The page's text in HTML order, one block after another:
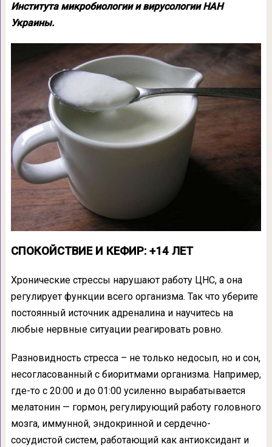
Института микробиологии и вирусологии НАН
Украины.
СПОКОЙСТВИЕ И КЕФИР: +14 ЛЕТ
Хронические стрессы нарушают работу ЦНС, а она
регулирует функции всего организма. Так что уберите
постоянный источник адреналина и научитесь на
любые нервные ситуации реагировать ровно.
Разновидность стресса – не только недосып, но и сон,
несогласованный с биоритмами организма. Например,
где-то с 20:00 и до 01:00 усиленно вырабатывается
мелатонин — гормон, регулирующий работу головного
мозга, иммунной, эндокринной и сердечно-
сосудистой систем, работающий как антиоксидант и